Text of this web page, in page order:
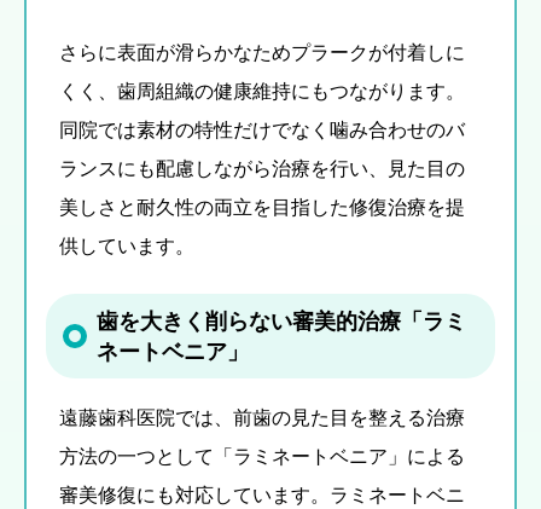
さらに表面が滑らかなためプラークが付着しに
くく、歯周組織の健康維持にもつながります。
同院では素材の特性だけでなく噛み合わせのバ
ランスにも配慮しながら治療を行い、見た目の
美しさと耐久性の両立を目指した修復治療を提
供しています。
歯を大きく削らない審美的治療「ラミ
ネートベニア」
遠藤歯科医院では、前歯の見た目を整える治療
方法の一つとして「ラミネートベニア」による
審美修復にも対応しています。ラミネートベニ